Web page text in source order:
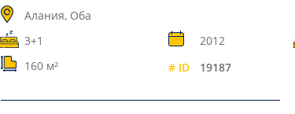
Алания, Оба
3+1
2012
160 м²
# ID 19187